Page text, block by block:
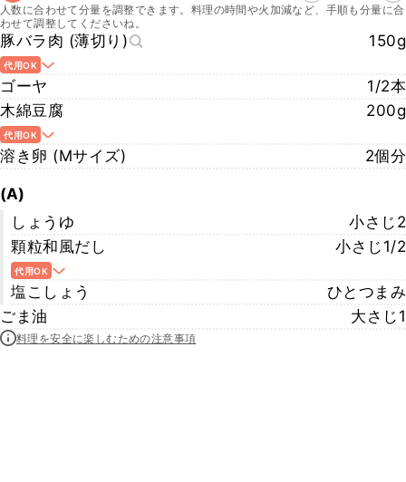
人数に合わせて分量を調整できます。料理の時間や火加減など、手順も分量に合
わせて調整してくださいね。
豚バラ肉 (薄切り) 150g
代用OK
ゴーヤ
1/2本
木綿豆腐
200g
代用OK
溶き卵 (Mサイズ) 2個分
(A)
しょうゆ
小さじ2
顆粒和風だし
小さじ1/2
代用OK
塩こしょう
ひとつまみ
ごま油
大さじ1
料理を安全に楽しむための注意事項